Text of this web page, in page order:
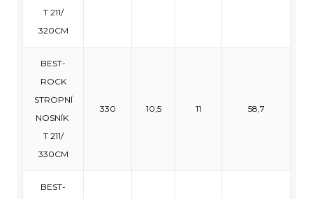
T 211/
320CM
BEST-
ROCK
STROPNÍ
NOSNÍK
T 211/
330CM
330 10,5 11 58,7
BEST-